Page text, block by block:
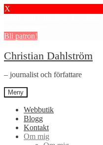
X
Bli patron!
Hoppa
till
navigering
Hoppa
till
innehåll
Christian Dahlström
– journalist och författare
Meny
Webbutik
Blogg
Kontakt
Om mig